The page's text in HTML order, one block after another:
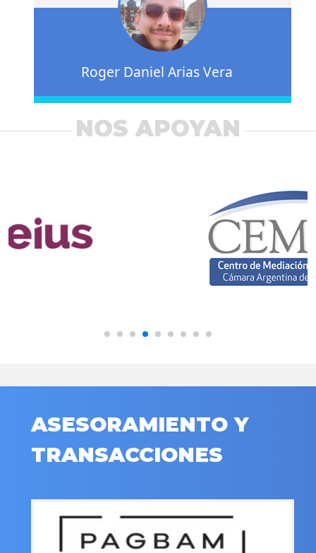
Roger Daniel Arias Vera
NOS APOYAN
ASESORAMIENTO Y
TRANSACCIONES